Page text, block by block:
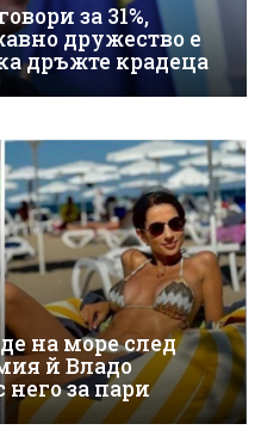
за 31%,
дружество е
дръжте крадеца
на море след
й Владо
него за пари